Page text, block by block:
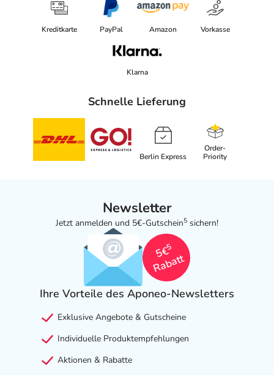
Kreditkarte PayPal Amazon Vorkasse
Klarna
Schnelle Lieferung
Berlin Express
Order-
Priority
Newsletter
Jetzt anmelden und 5€-Gutschein5 sichern!
5€
5
Rabatt
Ihre Vorteile des Aponeo-Newsletters
Exklusive Angebote & Gutscheine
Individuelle Produktempfehlungen
Aktionen & Rabatte